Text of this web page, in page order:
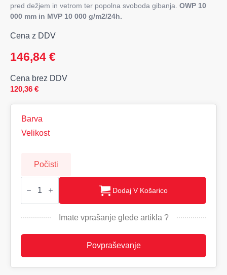
pred dežjem in vetrom ter popolna svoboda gibanja. OWP 10
000 mm in MVP 10 000 g/m2/24h.
Cena z DDV
146,84 €
Cena brez DDV
120,36 €
Barva
Velikost
Počisti
NORTH
SHORE
dežne
C&B
Dodaj V Košarico
Imate vprašanje glede artikla ?
Povpraševanje